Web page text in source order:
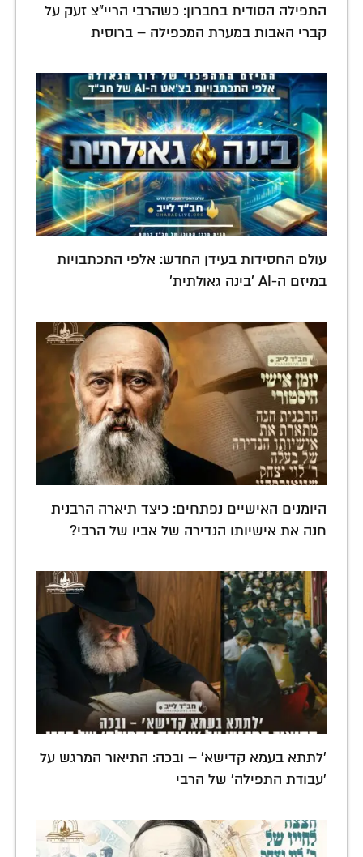
התפילה הסודית בחברון: כשהרבי הריי"צ זעק על
קברי האבות במערת המכפילה – ברוסית
עולם החסידות בעידן החדש: אלפי התכתבויות
במיזם ה-AI 'בינה גאולתית'
היומנים האישיים נפתחים: כיצד תיארה הרבנית
חנה את אישיותו הנדירה של אביו של הרבי?
'לתתא בעמא קדישא' – ובכה: התיאור המרגש על
'עבודת התפילה' של הרבי